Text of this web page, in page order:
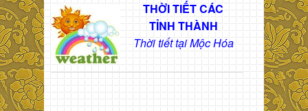
THỜI TIẾT CÁC
TỈNH THÀNH
Thời tiết tại Mộc Hóa